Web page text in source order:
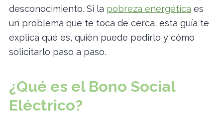
desconocimiento. Si la pobreza energética es
un problema que te toca de cerca, esta guía te
explica qué es, quién puede pedirlo y cómo
solicitarlo paso a paso.
¿Qué es el Bono Social
Eléctrico?